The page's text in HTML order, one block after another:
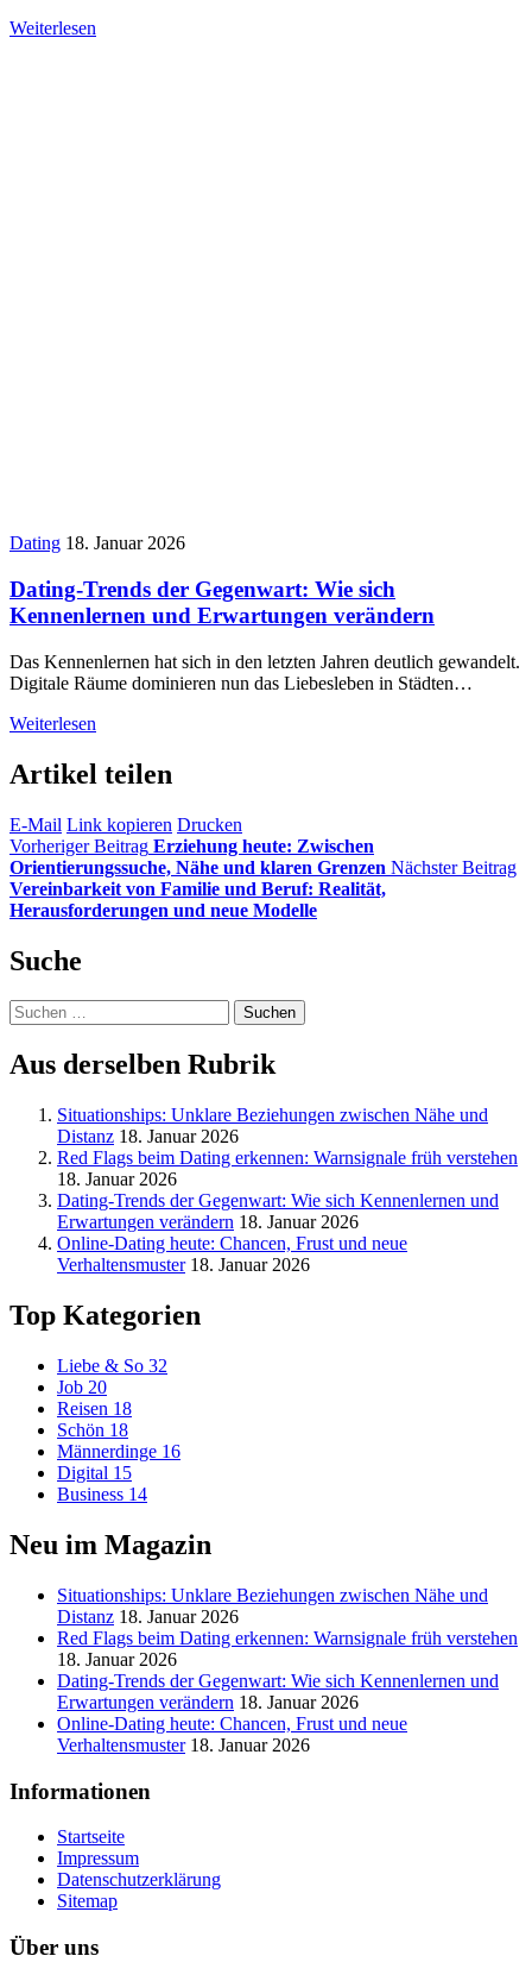
Weiterlesen
Dating 18. Januar 2026
Dating-Trends der Gegenwart: Wie sich
Kennenlernen und Erwartungen verändern
Das Kennenlernen hat sich in den letzten Jahren deutlich gewandelt.
Digitale Räume dominieren nun das Liebesleben in Städten…
Weiterlesen
Artikel teilen
E-Mail Link kopieren Drucken
Vorheriger Beitrag Erziehung heute: Zwischen
Orientierungssuche, Nähe und klaren Grenzen Nächster Beitrag
Vereinbarkeit von Familie und Beruf: Realität,
Herausforderungen und neue Modelle
Suche
Suchen
nach:
Aus derselben Rubrik
Situationships: Unklare Beziehungen zwischen Nähe und
Distanz 18. Januar 2026
Red Flags beim Dating erkennen: Warnsignale früh verstehen
18. Januar 2026
Dating-Trends der Gegenwart: Wie sich Kennenlernen und
Erwartungen verändern 18. Januar 2026
Online-Dating heute: Chancen, Frust und neue
Verhaltensmuster 18. Januar 2026
Top Kategorien
Liebe & So 32
Job 20
Reisen 18
Schön 18
Männerdinge 16
Digital 15
Business 14
Neu im Magazin
Situationships: Unklare Beziehungen zwischen Nähe und
Distanz 18. Januar 2026
Red Flags beim Dating erkennen: Warnsignale früh verstehen
18. Januar 2026
Dating-Trends der Gegenwart: Wie sich Kennenlernen und
Erwartungen verändern 18. Januar 2026
Online-Dating heute: Chancen, Frust und neue
Verhaltensmuster 18. Januar 2026
Informationen
Startseite
Impressum
Datenschutzerklärung
Sitemap
Über uns